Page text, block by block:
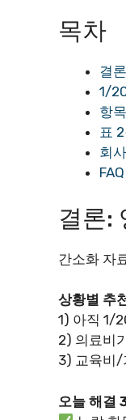
목차
결
1/
항
표
회
결론:
간소화 자
상황별 추
1) 아직 1/
2) 의료비
3) 교육비/
오늘 해결